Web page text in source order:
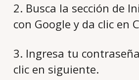
2. Busca la sección de
con Google y da clic en
3. Ingresa tu
clic en siguiente.